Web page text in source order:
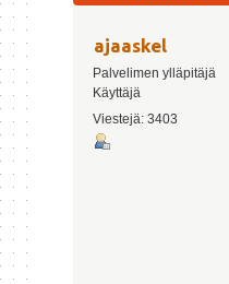
ajaaskel
Palvelimen ylläpitäjä
Käyttäjä
Viestejä: 3403